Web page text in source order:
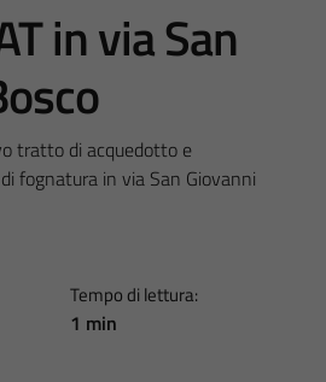
in via San
tratto di acquedotto e
fognatura in via San Giovanni
Tempo di lettura:
1 min